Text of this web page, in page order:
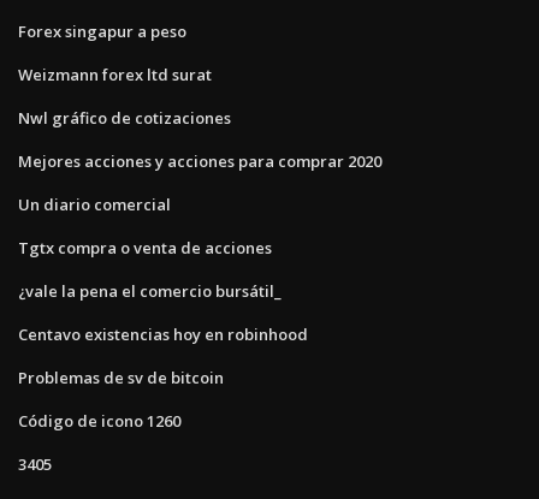
Forex singapur a peso
Weizmann forex ltd surat
Nwl gráfico de cotizaciones
Mejores acciones y acciones para comprar 2020
Un diario comercial
Tgtx compra o venta de acciones
¿vale la pena el comercio bursátil_
Centavo existencias hoy en robinhood
Problemas de sv de bitcoin
Código de icono 1260
3405